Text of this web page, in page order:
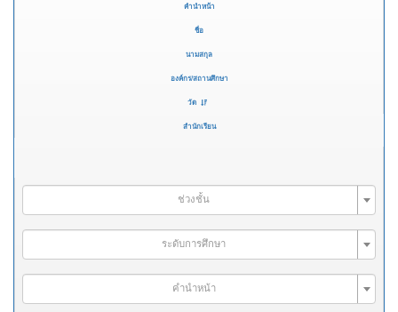
คำนำหน้า
ชื่อ
นามสกุล
องค์กร/สถานศึกษา
วัด
สำนักเรียน
ช่วงชั้น
ระดับการศึกษา
คำนำหน้า